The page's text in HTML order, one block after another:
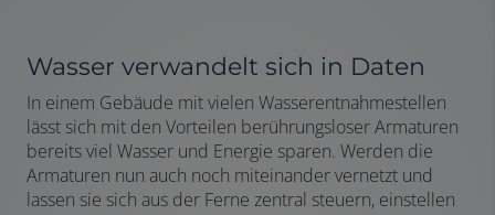
Wasser verwandelt sich in Daten
In einem Gebäude mit vielen Wasserentnahmestellen
lässt sich mit den Vorteilen berührungsloser Armaturen
bereits viel Wasser und Energie sparen. Werden die
Armaturen nun auch noch miteinander vernetzt und
lassen sie sich aus der Ferne zentral steuern, einstellen